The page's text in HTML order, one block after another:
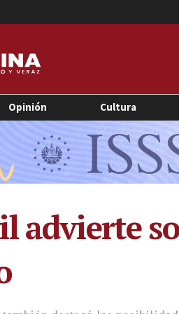
Opinión Cultura
advierte